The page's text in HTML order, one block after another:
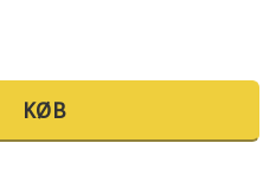
KØB